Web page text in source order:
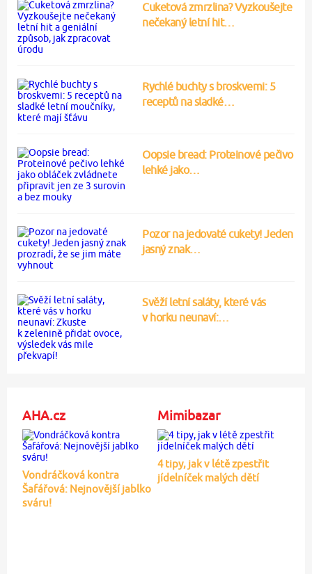
Cuketová zmrzlina? Vyzkoušejte
nečekaný letní hit…
Rychlé buchty s broskvemi: 5
receptů na sladké…
Oopsie bread: Proteinové pečivo
lehké jako…
Pozor na jedovaté cukety! Jeden
jasný znak…
Svěží letní saláty, které vás
v horku neunaví:…
AHA.cz
Vondráčková kontra
Šafářová: Nejnovější jablko
sváru!
Mimibazar
4 tipy, jak v létě zpestřit
jídelníček malých dětí